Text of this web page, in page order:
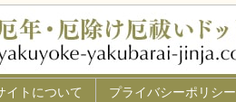
イトについて プライバシーポリシー